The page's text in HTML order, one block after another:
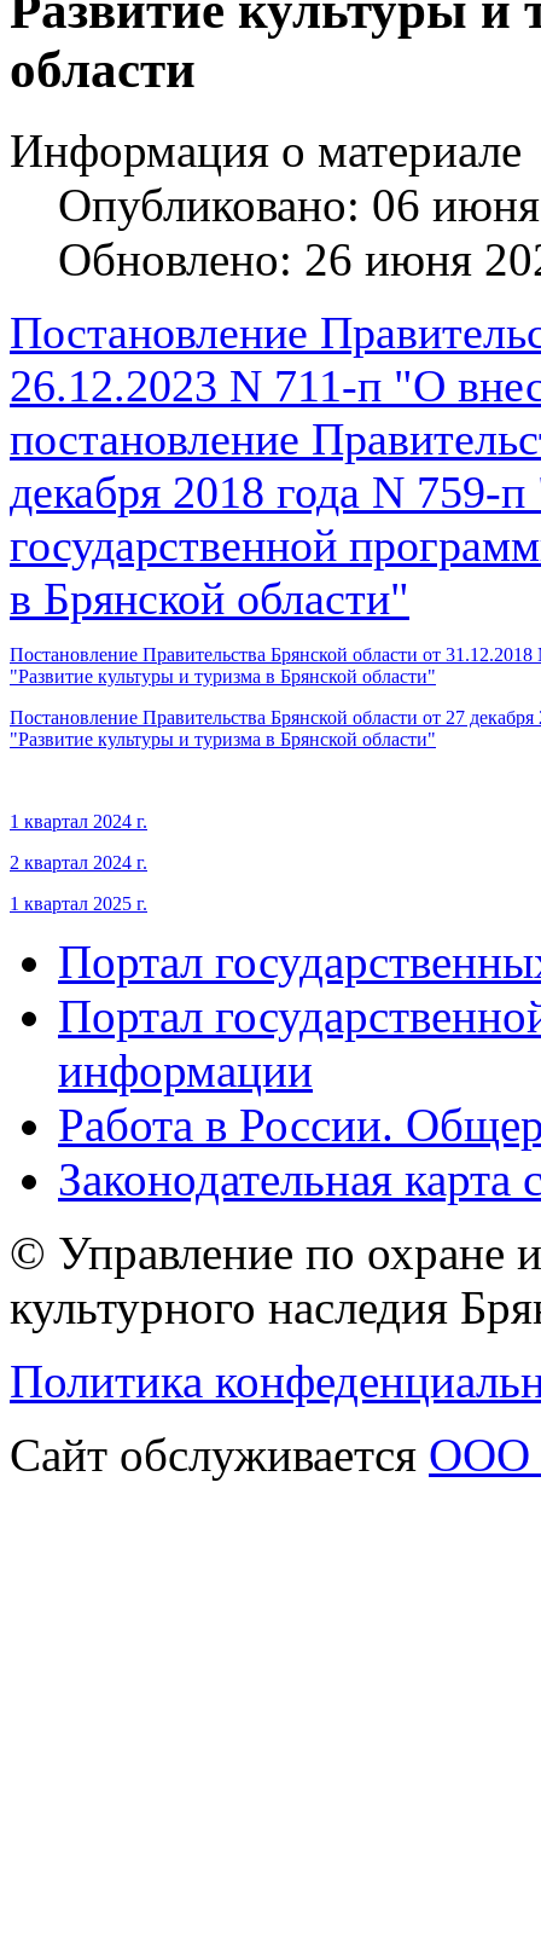
области
Информация о материале
Опубликовано: 06
Обновлено: 26 июня
Постановление
26.12.2023 N 711-п "О
постановление
декабря 2018 года N 759-
государственной
в Брянской области"
Постановление Правительства Брянской области от
"Развитие культуры и туризма в Брянской области"
Постановление Правительства Брянской области от 27
"Развитие культуры и туризма в Брянской области"
1 квартал 2024 г.
2 квартал 2024 г.
1 квартал 2025 г.
Портал
Портал
информации
Работа в России.
Законодательная карта
© Управление по охране
культурного наследия
Политика
Сайт обслуживается ООО